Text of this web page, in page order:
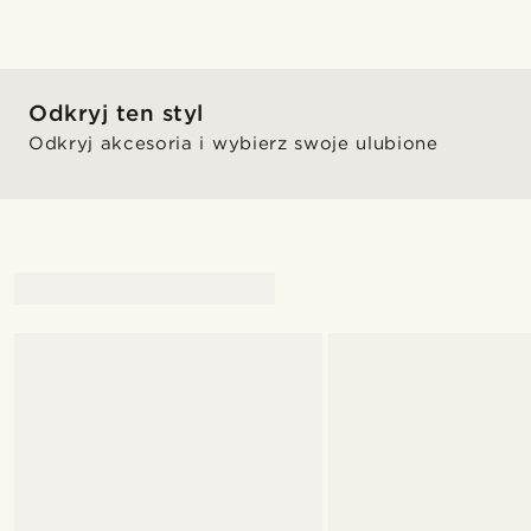
Odkryj ten styl
Odkryj akcesoria i wybierz swoje ulubione